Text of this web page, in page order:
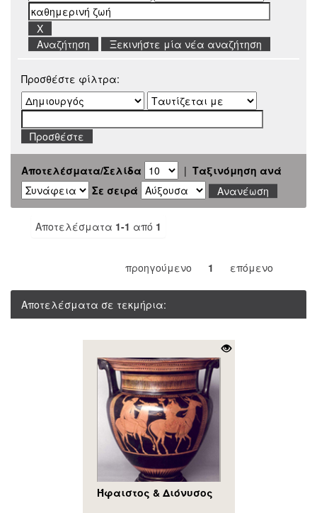
Ξεκινήστε μία νέα αναζήτηση
Προσθέστε φίλτρα:
Αποτελέσματα/Σελίδα | Ταξινόμηση ανά
Σε σειρά
Αποτελέσματα 1-1 από 1
προηγούμενο 1 επόμενο
Αποτελέσματα σε τεκμήρια:
Ήφαιστος & Διόνυσος